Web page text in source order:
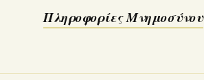
Πληροφορίες Μνημοσύνου